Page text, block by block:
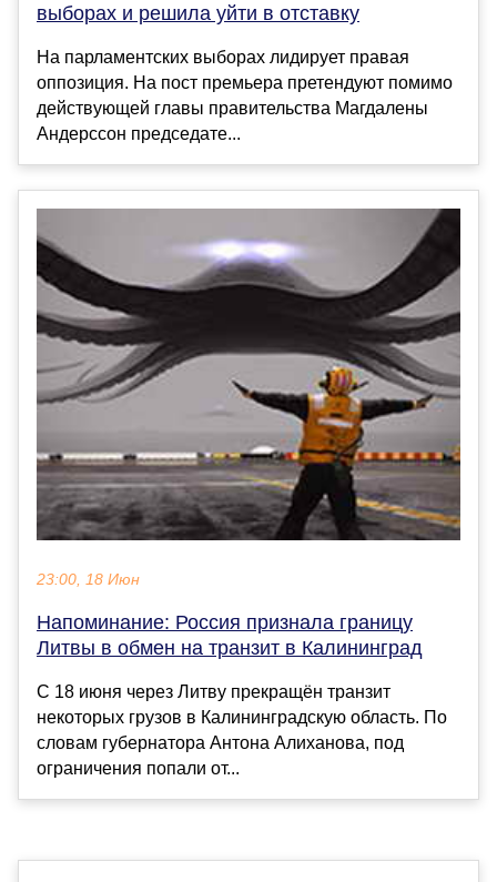
выборах и решила уйти в отставку
На парламентских выборах лидирует правая
оппозиция. На пост премьера претендуют помимо
действующей главы правительства Магдалены
Андерссон председате...
23:00, 18 Июн
Напоминание: Россия признала границу
Литвы в обмен на транзит в Калининград
С 18 июня через Литву прекращён транзит
некоторых грузов в Калининградскую область. По
словам губернатора Антона Алиханова, под
ограничения попали от...